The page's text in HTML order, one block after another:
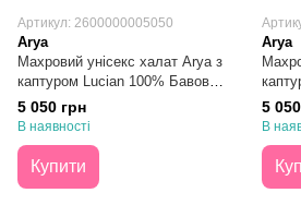
Артикул: 2600000005050
Arya
Махровий унісекс халат Arya з
каптуром Lucian 100% Бавовна
Сірий L/XL
5 050 грн
В наявності
Купити
Arya
5
В